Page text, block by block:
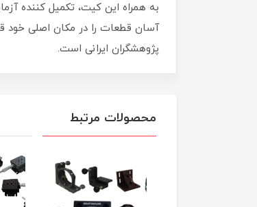
به همراه این کیت، تکمیل کننده
آسان قطعات را در مکان اصلی خود
پژوهشگران ایرانی است.
محصولات مرتبط